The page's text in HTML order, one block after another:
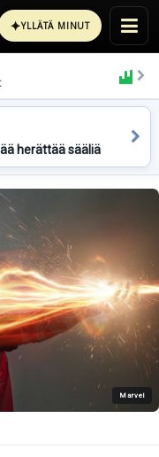
✦YLLÄTÄ MINUT
herättää sääliä
Marvel